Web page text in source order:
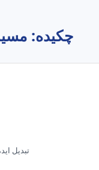
چکیده:
تبدیل